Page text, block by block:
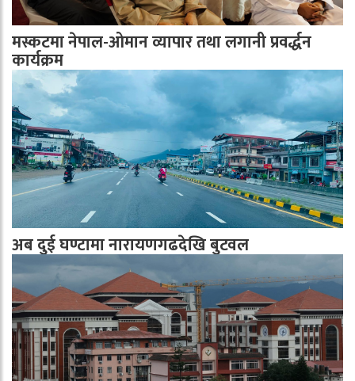
मस्कटमा नेपाल-ओमान व्यापार तथा लगानी प्रवर्द्धन
कार्यक्रम
अब दुई घण्टामा नारायणगढदेखि बुटवल